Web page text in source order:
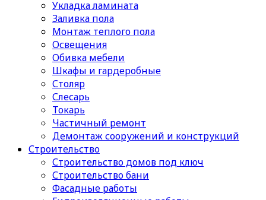
Укладка ламината
Заливка пола
Монтаж теплого пола
Освещения
Обивка мебели
Шкафы и гардеробные
Столяр
Слесарь
Токарь
Частичный ремонт
Демонтаж сооружений и конструкций
Строительство
Строительство домов под ключ
Строительство бани
Фасадные работы